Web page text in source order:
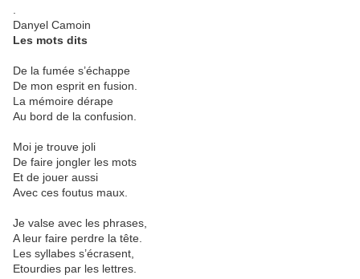
Danyel Camoin
Les mots dits
De la fumée s’échappe
De mon esprit en fusion.
La mémoire dérape
Au bord de la confusion.
Moi je trouve joli
De faire jongler les mots
Et de jouer aussi
Avec ces foutus maux.
Je valse avec les phrases,
A leur faire perdre la tête.
Les syllabes s’écrasent,
Etourdies par les lettres.